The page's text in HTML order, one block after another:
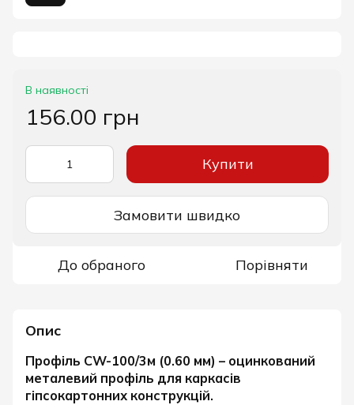
В наявності
156.00 грн
Купити
Замовити швидко
До обраного Порівняти
Опис
Профіль CW-100/3м (0.60 мм) – оцинкований
металевий профіль для каркасів
гіпсокартонних конструкцій.